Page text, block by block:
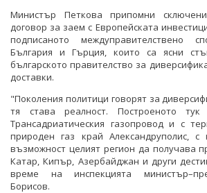
Министър Петкова припомни
договор за заем с Европейската
подписаното междуправителствено
България и Гърция, които са ясни
българското правителство за
доставки.
"Поколения политици говорят за
тя става реалност. Построеното
Трансадриатическия газопровод и с
природен газ край Александруполис, с
възможност целият регион да получава
Катар, Кипър, Азербайджан и други
време на инспекцията
Борисов.